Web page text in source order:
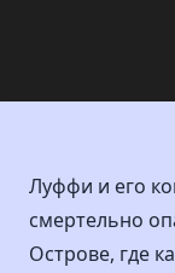
Луффи и его
смертельно
Острове, где